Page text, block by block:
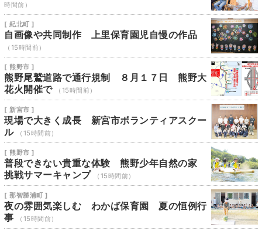
時間前）
[ 紀北町 ]
自画像や共同制作 上里保育園児自慢の作品
（15時間前）
[ 熊野市 ]
熊野尾鷲道路で通行規制 ８月１７日 熊野大
花火開催で
（15時間前）
[ 新宮市 ]
現場で大きく成長 新宮市ボランティアスクー
ル
（15時間前）
[ 熊野市 ]
普段できない貴重な体験 熊野少年自然の家
挑戦サマーキャンプ
（15時間前）
[ 那智勝浦町 ]
夜の雰囲気楽しむ わかば保育園 夏の恒例行
事
（15時間前）